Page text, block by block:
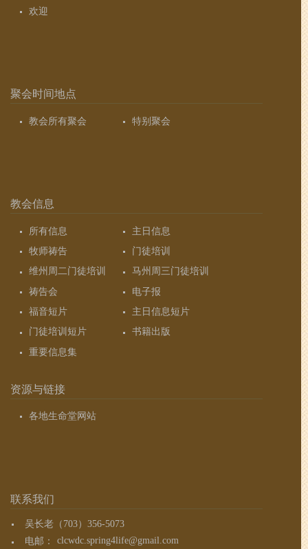
欢迎
聚会时间地点
教会所有聚会 特别聚会
教会信息
所有信息
主日信息
牧师祷告
门徒培训
维州周二门徒培训
马州周三门徒培训
祷告会
电子报
福音短片
主日信息短片
门徒培训短片
书籍出版
重要信息集
资源与链接
各地生命堂网站
联系我们
吴长老（703）356-5073
电邮：
clcwdc.spring4life@gmail.com